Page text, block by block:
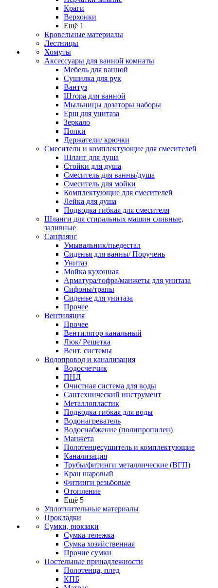
Краги
Верхонки
Ещё 1
Кровельные материалы
Лестницы
Хомуты
Аксессуары для ванной комнаты
Мебель для ванной
Сушилка для рук
Вантуз
Штора для ванной
Мыльницы дозаторы наборы
Ерш для унитаза
Зеркало
Полки
Держатели/ крючки
Смесители и комплектующие для смесителей
Шланг для душа
Стойки для душа
Смеситель для ванны/душа
Смеситель для мойки
Комплектующие для смесителей
Лейка для душа
Подводка гибкая для смесителя
Шланги для стиральных машин сливные,
заливные
Санфаянс
Умывальник/пьедестал
Сиденья для ванны/ Поручень
Унитаз
Мойка кухонная
Арматура/гофра/манжеты для унитаза
Сифоны/трапы
Сиденье для унитаза
Прочее
Вентиляция
Прочее
Вентилятор канальный
Люк/ Решетка
Вент. системы
Водопровод и канализация
Водосчетчик
ПНД
Очистная система для воды
Сантехнический инструмент
Металлопластик
Подводка гибкая для воды
Водонагреватель
Водоснабжение (полипропилен)
Манжета
Полотенцесушитель и комплектующие
Канализация
Трубы/фитинги металлические (ВГП)
Кран шаровый
Фитинги резьбовые
Отопление
Ещё 5
Уплотнительные материалы
Прокладки
Сумки, рюкзаки
Сумка-тележка
Сумка хозяйственная
Прочие сумки
Постельные принадлежности
Полотенца, плед
КПБ